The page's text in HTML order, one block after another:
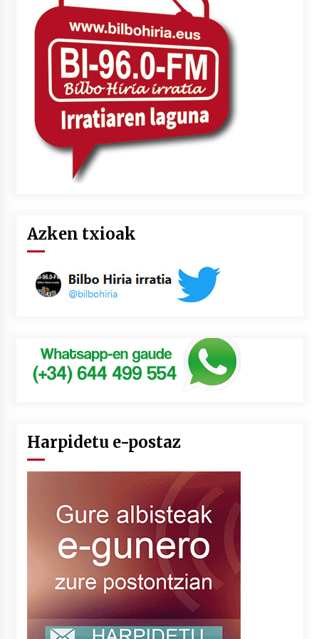
2026/07/03
MUSIBLA #297: Bide, Boards Of Canada, Somak,
Tiga, Twisted Teens, Underscores, Habia
2026/07/02
Azken txioak
Harpidetu e-postaz